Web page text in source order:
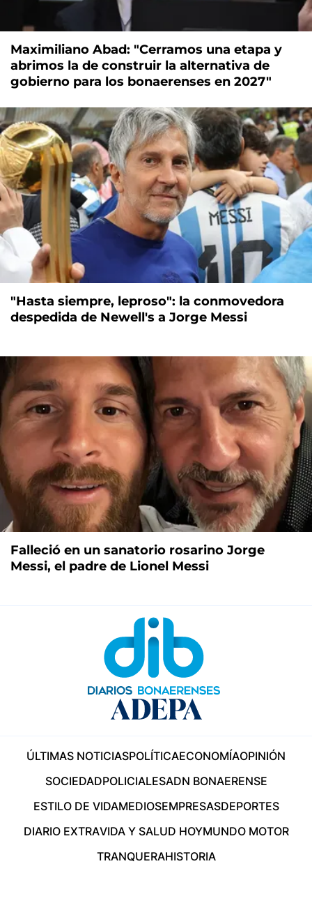
Maximiliano Abad: "Cerramos una etapa y
abrimos la de construir la alternativa de
gobierno para los bonaerenses en 2027"
"Hasta siempre, leproso": la conmovedora
despedida de Newell's a Jorge Messi
Falleció en un sanatorio rosarino Jorge
Messi, el padre de Lionel Messi
ÚLTIMAS NOTICIASPOLÍTICAECONOMÍAOPINIÓN
SOCIEDADPOLICIALESADN BONAERENSE
ESTILO DE VIDAMEDIOSEMPRESASDEPORTES
DIARIO EXTRAVIDA Y SALUD HOYMUNDO MOTOR
TRANQUERAHISTORIA